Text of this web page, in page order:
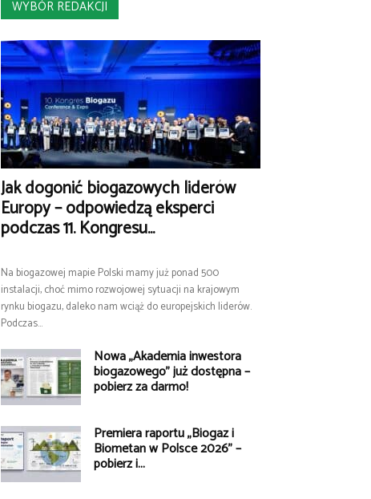
WYBÓR REDAKCJI
Jak dogonić biogazowych liderów
Europy – odpowiedzą eksperci
podczas 11. Kongresu...
Na biogazowej mapie Polski mamy już ponad 500
instalacji, choć mimo rozwojowej sytuacji na krajowym
rynku biogazu, daleko nam wciąż do europejskich liderów.
Podczas...
Nowa „Akademia inwestora
biogazowego” już dostępna –
pobierz za darmo!
Premiera raportu „Biogaz i
Biometan w Polsce 2026” –
pobierz i...